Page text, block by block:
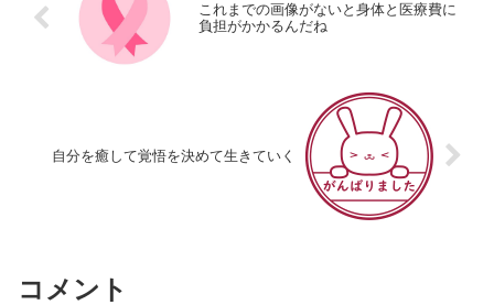
これまでの画像がないと身体と医療費に
負担がかかるんだね
自分を癒して覚悟を決めて生きていく
コメント